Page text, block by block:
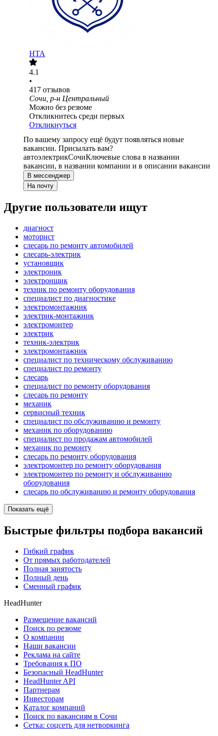
НТА
4.1
•
417 отзывов
Сочи, р-н Центральный
Можно без резюме
Откликнитесь среди первых
Откликнуться
По вашему запросу ещё будут появляться новые
вакансии. Присылать вам?
автоэлектрикСочиКлючевые слова в названии
вакансии, в названии компании и в описании вакансии
В мессенджер
На почту
Другие пользователи ищут
диагност
моторист
слесарь по ремонту автомобилей
слесарь-электрик
установщик
электроник
электронщик
техник по ремонту оборудования
специалист по диагностике
электромонтажник
электрик-монтажник
электромонтер
электрик
техник-электрик
электромонтажник
специалист по техническому обслуживанию
специалист по ремонту
слесарь
специалист по ремонту оборудования
слесарь по ремонту
механик
сервисный техник
специалист по обслуживанию и ремонту
механик по оборудованию
специалист по продажам автомобилей
механик по ремонту
слесарь по ремонту оборудования
электромонтер по ремонту оборудования
электромонтер по ремонту и обслуживанию
оборудования
слесарь по обслуживанию и ремонту оборудования
Показать ещё
Быстрые фильтры подбора вакансий
Гибкий график
От прямых работодателей
Полная занятость
Полный день
Сменный график
HeadHunter
Размещение вакансий
Поиск по резюме
О компании
Наши вакансии
Реклама на сайте
Требования к ПО
Безопасный HeadHunter
HeadHunter API
Партнерам
Инвесторам
Каталог компаний
Поиск по вакансиям в Сочи
Сетка: соцсеть для нетворкинга